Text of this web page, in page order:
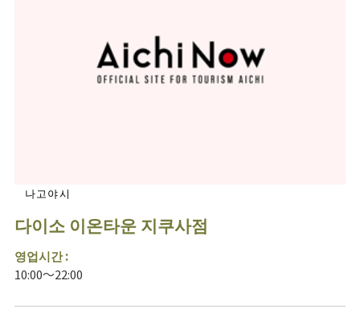
나고야시
다이소 이온타운 지쿠사점
영업시간 :
10:00～22:00